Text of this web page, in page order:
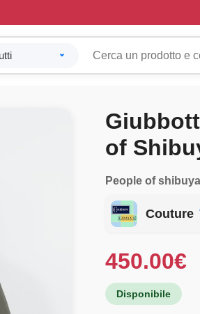
of
People of shibuya
Couture
450.00€
Disponibile